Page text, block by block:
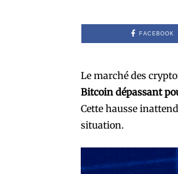
FACEBOOK
Le marché des
Bitcoin dépassant
Cette hausse
situation.